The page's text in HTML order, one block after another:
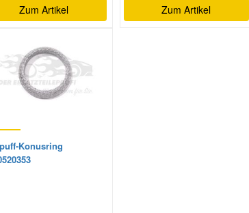
Zum Artikel Zum Artikel
Konusring